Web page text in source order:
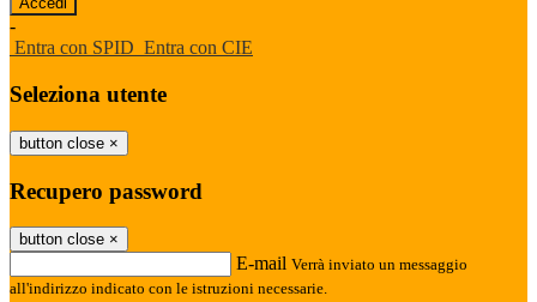
-
Entra con SPID Entra con CIE
Seleziona utente
button close ×
Recupero password
button close ×
E-mail Verrà inviato un messaggio
all'indirizzo indicato con le istruzioni necessarie.